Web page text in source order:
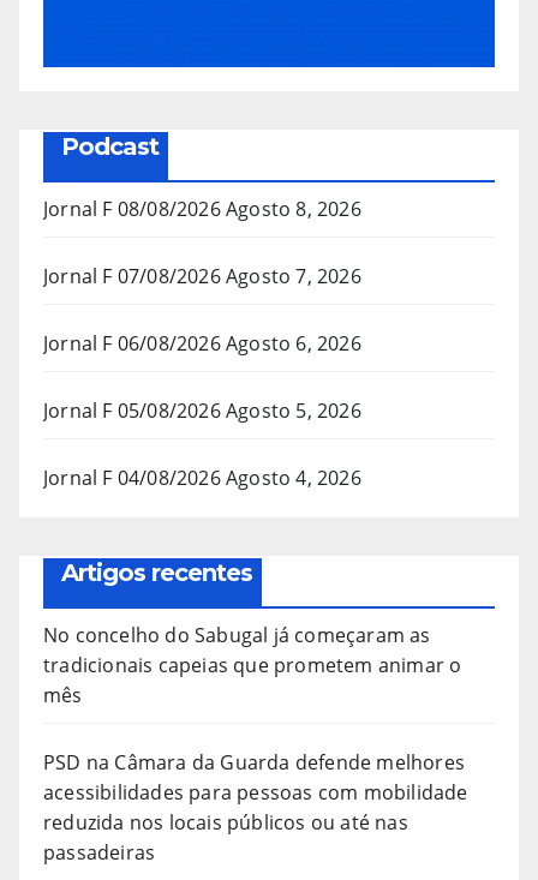
Podcast
Jornal F 08/08/2026Agosto 8, 2026
Jornal F 07/08/2026Agosto 7, 2026
Jornal F 06/08/2026Agosto 6, 2026
Jornal F 05/08/2026Agosto 5, 2026
Jornal F 04/08/2026Agosto 4, 2026
Artigos recentes
No concelho do Sabugal já começaram as
tradicionais capeias que prometem animar o
mês
PSD na Câmara da Guarda defende melhores
acessibilidades para pessoas com mobilidade
reduzida nos locais públicos ou até nas
passadeiras